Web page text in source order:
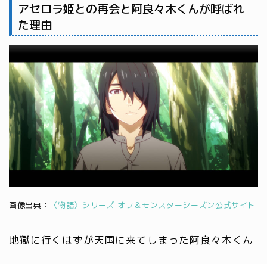
アセロラ姫との再会と阿良々木くんが呼ばれ
た理由
画像出典： 〈物語〉シリーズ オフ＆モンスターシーズン公式サイト
地獄に行くはずが天国に来てしまった阿良々木くん